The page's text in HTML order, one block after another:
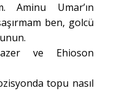
Aminu Umar’ın
ben, golcü
ve Ehioson
topu nasıl